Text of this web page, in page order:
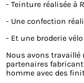
- Teinture réalisée à
- Une confection
- Et une broderie
Nous avons
partenaires
homme avec des